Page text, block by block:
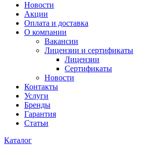
Новости
Акции
Оплата и доставка
О компании
Вакансии
Лицензии и сертификаты
Лицензии
Сертификаты
Новости
Контакты
Услуги
Бренды
Гарантия
Статьи
Каталог